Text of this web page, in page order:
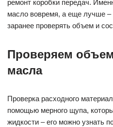
ремонт коробки передач.
масло вовремя, а еще лучше –
заранее проверять объем и
Проверяем
масла
Проверка расходного
помощью мерного щупа,
жидкости – его можно узнать